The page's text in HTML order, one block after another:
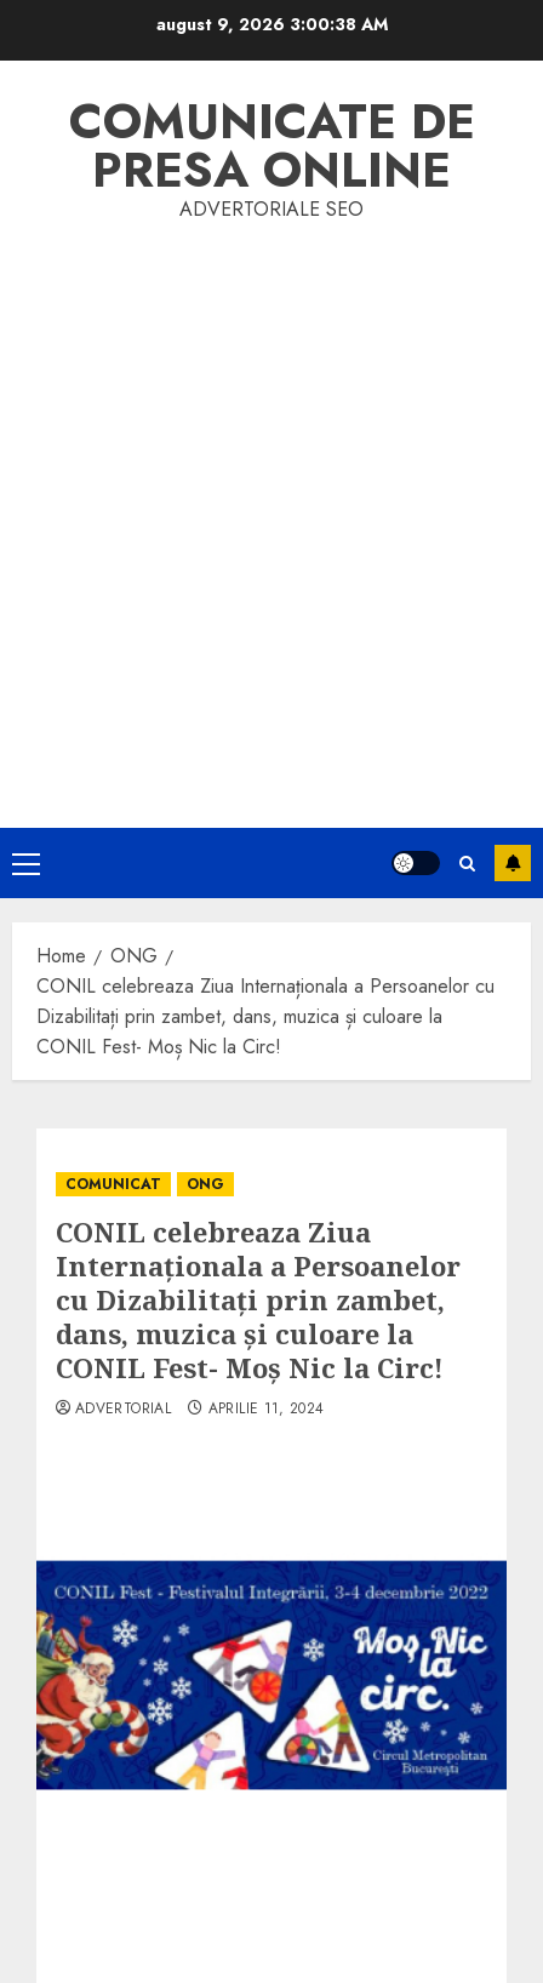
august 9, 2026 3:00:39 AM
COMUNICATE DE
PRESA ONLINE
ADVERTORIALE SEO
Primary
Menu
Home
ONG
CONIL celebreaza Ziua Internaționala a Persoanelor cu
Dizabilitați prin zambet, dans, muzica și culoare la
CONIL Fest- Moș Nic la Circ!
COMUNICAT ONG
CONIL celebreaza Ziua
Internaționala a Persoanelor
cu Dizabilitați prin zambet,
dans, muzica și culoare la
CONIL Fest- Moș Nic la Circ!
ADVERTORIAL APRILIE 11, 2024